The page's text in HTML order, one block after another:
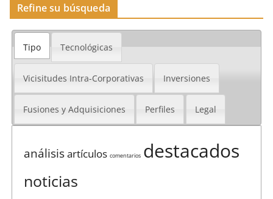
Refine su búsqueda
Tipo Tecnológicas
Vicisitudes Intra-Corporativas Inversiones
Fusiones y Adquisiciones Perfiles Legal
análisisartículos comentarios destacados
noticias